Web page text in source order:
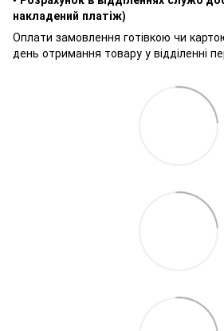
накладений платіж)
Оплати замовлення готівкою чи
день отримання товару у відділенні